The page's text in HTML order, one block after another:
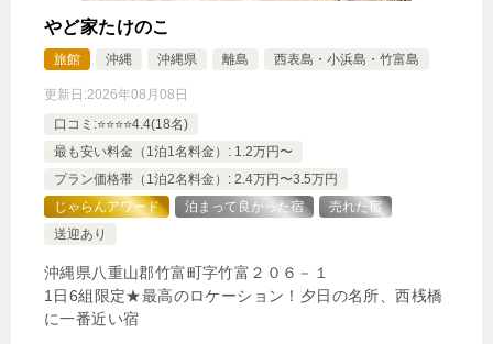
【禁煙】ツインルーム約26平米
【選べるお部屋と価格】
19,500円【禁煙】ツインルーム約26平米
15,000円 【禁煙】トリプルルーム約26平米
やど家たけのこ
旅館 沖縄 沖縄県 離島 西表島・小浜島・竹富島
更新日:2026年08月08日
口コミ:⭐️⭐️⭐️⭐️4.4(18名)
最も安い料金（1泊1名料金）: 1.2万円〜
プラン価格帯（1泊2名料金）: 2.4万円〜3.5万円
じゃらんアワード
泊まって良かった宿
売れた宿
送迎あり
沖縄県八重山郡竹富町字竹富２０６－１
1日6組限定★最高のロケーション！夕日の名所、西桟橋
に一番近い宿